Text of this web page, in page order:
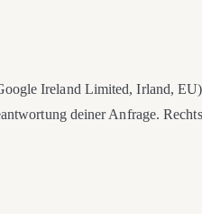
Ireland Limited, Irland,
deiner Anfrage.